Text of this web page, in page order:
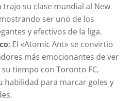
trajo su clase mundial al New
ser uno de los
y efectivos de la liga.
: El «Atomic Ant» se convirtió
más emocionantes de ver
tiempo con Toronto FC,
habilidad para marcar goles y